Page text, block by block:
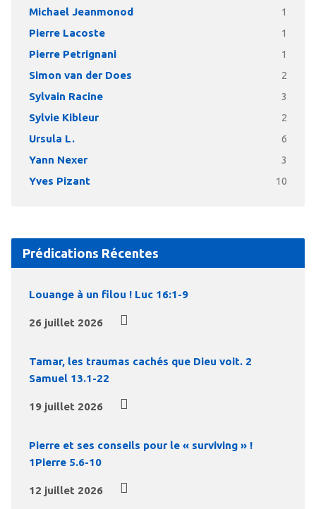
Michael Jeanmonod 1
Pierre Lacoste 1
Pierre Petrignani 1
Simon van der Does 2
Sylvain Racine 3
Sylvie Kibleur 2
Ursula L. 6
Yann Nexer 3
Yves Pizant 10
Prédications Récentes
Louange à un filou ! Luc 16:1-9
26 juillet 2026
Tamar, les traumas cachés que Dieu voit. 2
Samuel 13.1-22
19 juillet 2026
Pierre et ses conseils pour le « surviving » !
1Pierre 5.6-10
12 juillet 2026